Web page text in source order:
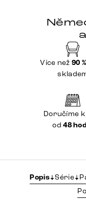
Více než 90 %
Doručíme
od48
Popis Série